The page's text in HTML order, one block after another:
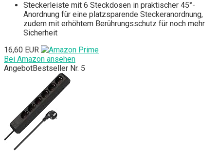
Steckerleiste mit 6 Steckdosen in praktischer 45°-
Anordnung für eine platzsparende Steckeranordnung,
zudem mit erhöhtem Berührungsschutz für noch mehr
Sicherheit
16,60 EUR
Bei Amazon ansehen
AngebotBestseller Nr. 5